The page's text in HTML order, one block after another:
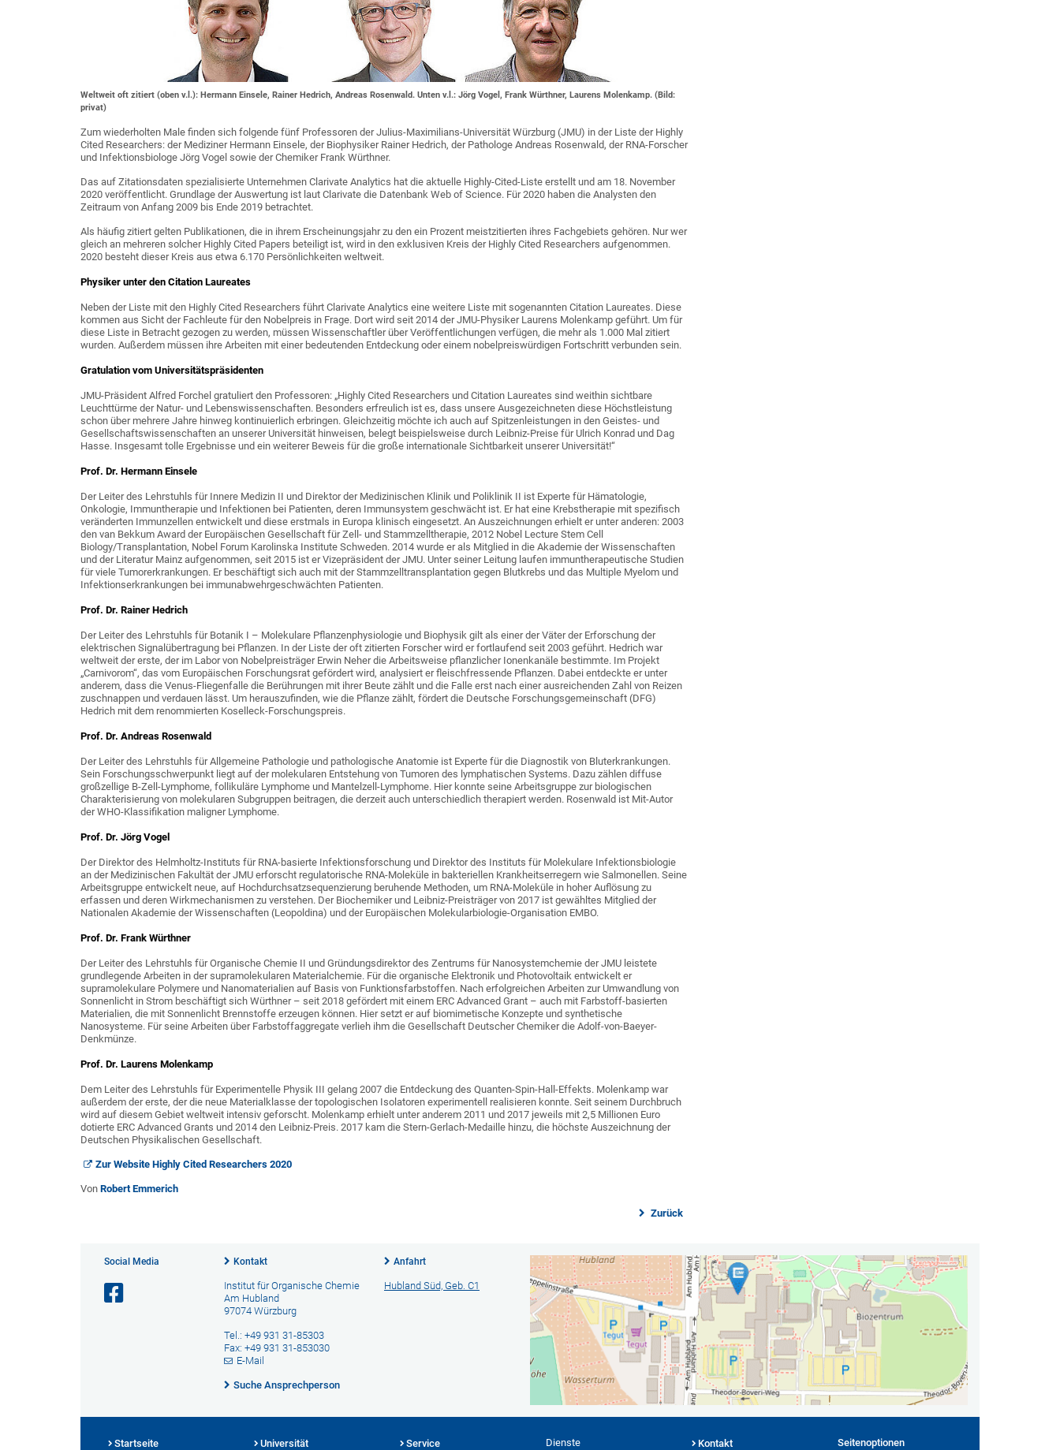
Weltweit oft zitiert (oben v.l.): Hermann Einsele, Rainer Hedrich, Andreas Rosenwald. Unten v.l.: Jörg Vogel, Frank Würthner, Laurens Molenkamp. (Bild:
privat)
Zum wiederholten Male finden sich folgende fünf Professoren der Julius-Maximilians-Universität Würzburg (JMU) in der Liste der Highly
Cited Researchers: der Mediziner Hermann Einsele, der Biophysiker Rainer Hedrich, der Pathologe Andreas Rosenwald, der RNA-Forscher
und Infektionsbiologe Jörg Vogel sowie der Chemiker Frank Würthner.
Das auf Zitationsdaten spezialisierte Unternehmen Clarivate Analytics hat die aktuelle Highly-Cited-Liste erstellt und am 18. November
2020 veröffentlicht. Grundlage der Auswertung ist laut Clarivate die Datenbank Web of Science. Für 2020 haben die Analysten den
Zeitraum von Anfang 2009 bis Ende 2019 betrachtet.
Als häufig zitiert gelten Publikationen, die in ihrem Erscheinungsjahr zu den ein Prozent meistzitierten ihres Fachgebiets gehören. Nur wer
gleich an mehreren solcher Highly Cited Papers beteiligt ist, wird in den exklusiven Kreis der Highly Cited Researchers aufgenommen.
2020 besteht dieser Kreis aus etwa 6.170 Persönlichkeiten weltweit.
Physiker unter den Citation Laureates
Neben der Liste mit den Highly Cited Researchers führt Clarivate Analytics eine weitere Liste mit sogenannten Citation Laureates. Diese
kommen aus Sicht der Fachleute für den Nobelpreis in Frage. Dort wird seit 2014 der JMU-Physiker Laurens Molenkamp geführt. Um für
diese Liste in Betracht gezogen zu werden, müssen Wissenschaftler über Veröffentlichungen verfügen, die mehr als 1.000 Mal zitiert
wurden. Außerdem müssen ihre Arbeiten mit einer bedeutenden Entdeckung oder einem nobelpreiswürdigen Fortschritt verbunden sein.
Gratulation vom Universitätspräsidenten
JMU-Präsident Alfred Forchel gratuliert den Professoren: „Highly Cited Researchers und Citation Laureates sind weithin sichtbare
Leuchttürme der Natur- und Lebenswissenschaften. Besonders erfreulich ist es, dass unsere Ausgezeichneten diese Höchstleistung
schon über mehrere Jahre hinweg kontinuierlich erbringen. Gleichzeitig möchte ich auch auf Spitzenleistungen in den Geistes- und
Gesellschaftswissenschaften an unserer Universität hinweisen, belegt beispielsweise durch Leibniz-Preise für Ulrich Konrad und Dag
Hasse. Insgesamt tolle Ergebnisse und ein weiterer Beweis für die große internationale Sichtbarkeit unserer Universität!“
Prof. Dr. Hermann Einsele
Der Leiter des Lehrstuhls für Innere Medizin II und Direktor der Medizinischen Klinik und Poliklinik II ist Experte für Hämatologie,
Onkologie, Immuntherapie und Infektionen bei Patienten, deren Immunsystem geschwächt ist. Er hat eine Krebstherapie mit spezifisch
veränderten Immunzellen entwickelt und diese erstmals in Europa klinisch eingesetzt. An Auszeichnungen erhielt er unter anderen: 2003
den van Bekkum Award der Europäischen Gesellschaft für Zell- und Stammzelltherapie, 2012 Nobel Lecture Stem Cell
Biology/Transplantation, Nobel Forum Karolinska Institute Schweden. 2014 wurde er als Mitglied in die Akademie der Wissenschaften
und der Literatur Mainz aufgenommen, seit 2015 ist er Vizepräsident der JMU. Unter seiner Leitung laufen immuntherapeutische Studien
für viele Tumorerkrankungen. Er beschäftigt sich auch mit der Stammzelltransplantation gegen Blutkrebs und das Multiple Myelom und
Infektionserkrankungen bei immunabwehrgeschwächten Patienten.
Prof. Dr. Rainer Hedrich
Der Leiter des Lehrstuhls für Botanik I – Molekulare Pflanzenphysiologie und Biophysik gilt als einer der Väter der Erforschung der
elektrischen Signalübertragung bei Pflanzen. In der Liste der oft zitierten Forscher wird er fortlaufend seit 2003 geführt. Hedrich war
weltweit der erste, der im Labor von Nobelpreisträger Erwin Neher die Arbeitsweise pflanzlicher Ionenkanäle bestimmte. Im Projekt
„Carnivorom“, das vom Europäischen Forschungsrat gefördert wird, analysiert er fleischfressende Pflanzen. Dabei entdeckte er unter
anderem, dass die Venus-Fliegenfalle die Berührungen mit ihrer Beute zählt und die Falle erst nach einer ausreichenden Zahl von Reizen
zuschnappen und verdauen lässt. Um herauszufinden, wie die Pflanze zählt, fördert die Deutsche Forschungsgemeinschaft (DFG)
Hedrich mit dem renommierten Koselleck-Forschungspreis.
Prof. Dr. Andreas Rosenwald
Der Leiter des Lehrstuhls für Allgemeine Pathologie und pathologische Anatomie ist Experte für die Diagnostik von Bluterkrankungen.
Sein Forschungsschwerpunkt liegt auf der molekularen Entstehung von Tumoren des lymphatischen Systems. Dazu zählen diffuse
großzellige B-Zell-Lymphome, follikuläre Lymphome und Mantelzell-Lymphome. Hier konnte seine Arbeitsgruppe zur biologischen
Charakterisierung von molekularen Subgruppen beitragen, die derzeit auch unterschiedlich therapiert werden. Rosenwald ist Mit-Autor
der WHO-Klassifikation maligner Lymphome.
Prof. Dr. Jörg Vogel
Der Direktor des Helmholtz-Instituts für RNA-basierte Infektionsforschung und Direktor des Instituts für Molekulare Infektionsbiologie
an der Medizinischen Fakultät der JMU erforscht regulatorische RNA-Moleküle in bakteriellen Krankheitserregern wie Salmonellen. Seine
Arbeitsgruppe entwickelt neue, auf Hochdurchsatzsequenzierung beruhende Methoden, um RNA-Moleküle in hoher Auflösung zu
erfassen und deren Wirkmechanismen zu verstehen. Der Biochemiker und Leibniz-Preisträger von 2017 ist gewähltes Mitglied der
Nationalen Akademie der Wissenschaften (Leopoldina) und der Europäischen Molekularbiologie-Organisation EMBO.
Prof. Dr. Frank Würthner
Der Leiter des Lehrstuhls für Organische Chemie II und Gründungsdirektor des Zentrums für Nanosystemchemie der JMU leistete
grundlegende Arbeiten in der supramolekularen Materialchemie. Für die organische Elektronik und Photovoltaik entwickelt er
supramolekulare Polymere und Nanomaterialien auf Basis von Funktionsfarbstoffen. Nach erfolgreichen Arbeiten zur Umwandlung von
Sonnenlicht in Strom beschäftigt sich Würthner – seit 2018 gefördert mit einem ERC Advanced Grant – auch mit Farbstoff-basierten
Materialien, die mit Sonnenlicht Brennstoffe erzeugen können. Hier setzt er auf biomimetische Konzepte und synthetische
Nanosysteme. Für seine Arbeiten über Farbstoffaggregate verlieh ihm die Gesellschaft Deutscher Chemiker die Adolf-von-Baeyer-
Denkmünze.
Prof. Dr. Laurens Molenkamp
Dem Leiter des Lehrstuhls für Experimentelle Physik III gelang 2007 die Entdeckung des Quanten-Spin-Hall-Effekts. Molenkamp war
außerdem der erste, der die neue Materialklasse der topologischen Isolatoren experimentell realisieren konnte. Seit seinem Durchbruch
wird auf diesem Gebiet weltweit intensiv geforscht. Molenkamp erhielt unter anderem 2011 und 2017 jeweils mit 2,5 Millionen Euro
dotierte ERC Advanced Grants und 2014 den Leibniz-Preis. 2017 kam die Stern-Gerlach-Medaille hinzu, die höchste Auszeichnung der
Deutschen Physikalischen Gesellschaft.
Zur Website Highly Cited Researchers 2020
Von Robert Emmerich
Zurück
Social Media Kontakt
Institut für Organische Chemie
Am Hubland
97074 Würzburg
Tel.: +49 931 31-85303
Fax: +49 931 31-853030
E-Mail
Suche Ansprechperson
Anfahrt
Hubland Süd, Geb. C1
Startseite Universität Service Dienste Kontakt Seitenoptionen